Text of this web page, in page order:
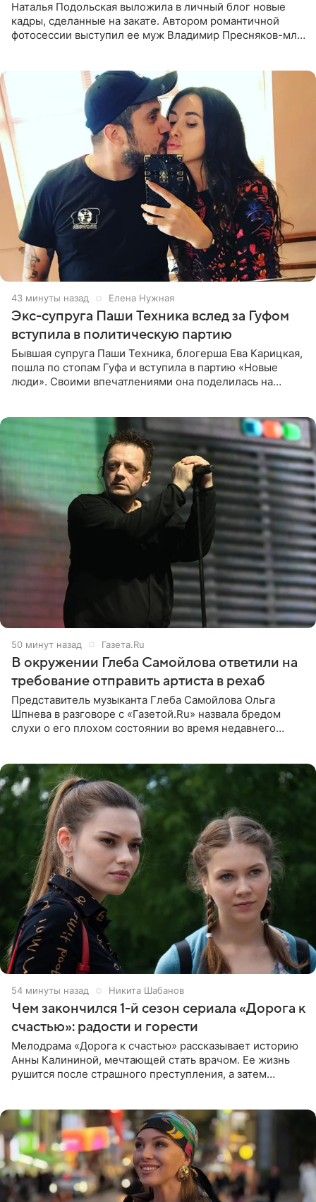
Наталья Подольская выложила в личный блог новые
кадры, сделанные на закате. Автором романтичной
фотосессии выступил ее муж Владимир Пресняков-мл.
43 минуты назад Елена Нужная
Экс-супруга Паши Техника вслед за Гуфом
вступила в политическую партию
Бывшая супруга Паши Техника, блогерша Ева Карицкая,
пошла по стопам Гуфа и вступила в партию «Новые
люди». Своими впечатлениями она поделилась на
50 минут назад Газета.Ru
В окружении Глеба Самойлова ответили на
требование отправить артиста в рехаб
Представитель музыканта Глеба Самойлова Ольга
Шпнева в разговоре с «Газетой.Ru» назвала бредом
слухи о его плохом состоянии во время недавнего
54 минуты назад Никита Шабанов
Чем закончился 1-й сезон сериала «Дорога к
счастью»: радости и горести
Мелодрама «Дорога к счастью» рассказывает историю
Анны Калининой, мечтающей стать врачом. Ее жизнь
рушится после страшного преступления, а затем